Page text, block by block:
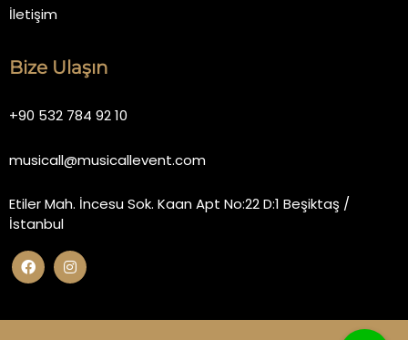
İletişim
Bize Ulaşın
+90 532 784 92 10
musicall@musicallevent.com
Etiler Mah. İncesu Sok. Kaan Apt No:22 D:1 Beşiktaş /
İstanbul